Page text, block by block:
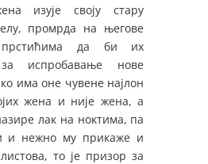
изује своју стару
промрда на његове
да би их
испробавање нове
има оне чувене најлон
жена и није жена, а
лак на ноктима, па
и нежно му прикаже и
то је призор за